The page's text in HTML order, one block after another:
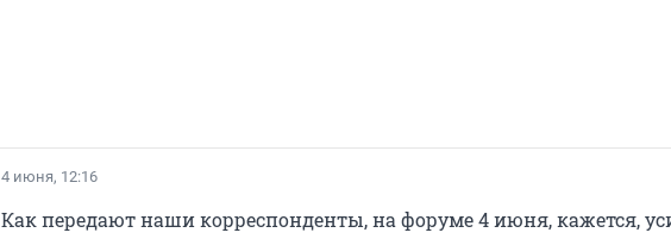
4 июня, 12:16
Как передают наши корреспонденты, на форуме 4 июня, кажется,